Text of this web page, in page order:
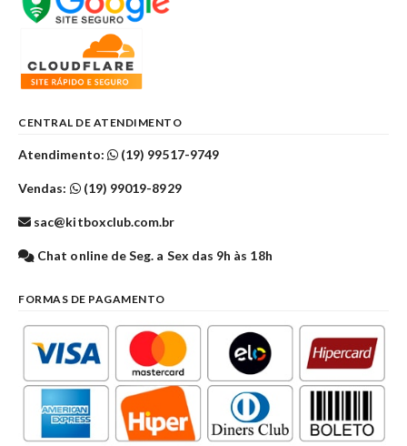
CENTRAL DE ATENDIMENTO
Atendimento: (19) 99517-9749
Vendas: (19) 99019-8929
sac@kitboxclub.com.br
Chat online de Seg. a Sex das 9h às 18h
FORMAS DE PAGAMENTO